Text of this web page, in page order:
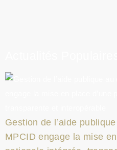
Gestion de l’aide
MPCID engage la mise